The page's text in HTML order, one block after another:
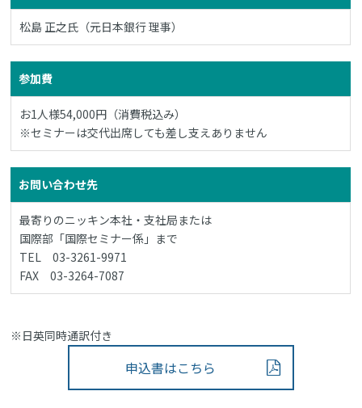
松島 正之氏（元日本銀行 理事）
参加費
お1人様54,000円（消費税込み）
※セミナーは交代出席しても差し支えありません
お問い合わせ先
最寄りのニッキン本社・支社局または
国際部「国際セミナー係」まで
TEL 03-3261-9971
FAX 03-3264-7087
※日英同時通訳付き
申込書はこちら